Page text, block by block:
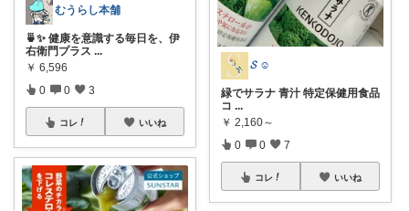
むうらし本舗
🍵✨ 健康を意識する毎日を、伊
右衛門プラス ...
￥ 6,596
0 0 3
コレ いいね
𝓢 ☺︎
緑でサラナ 青汁 特定保健用食品
コ ...
￥ 2,160～
0 0 7
コレ いいね